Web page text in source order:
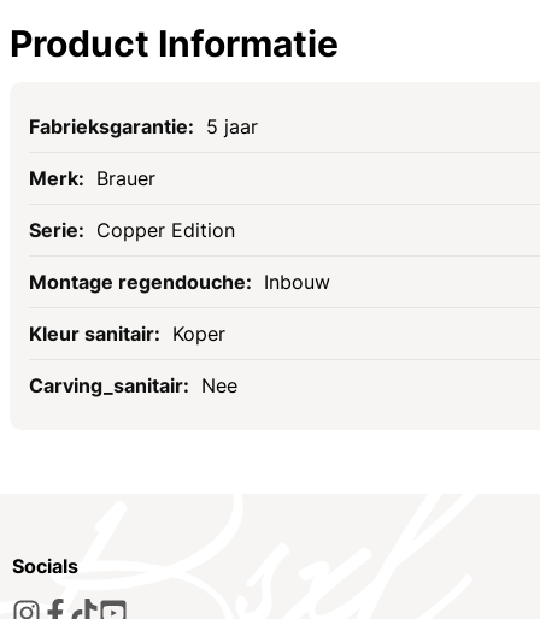
Product Informatie
Specificaties
5 jaar
Brauer
Copper Edition
Inbouw
Koper
Nee
Socials